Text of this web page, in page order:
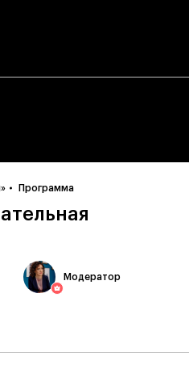
Программа
Модератор